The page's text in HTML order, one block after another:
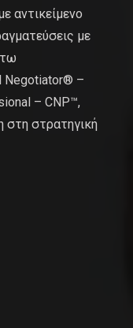
αντικείμενο
με
Negotiator® –
– CNP™,
στη στρατηγική